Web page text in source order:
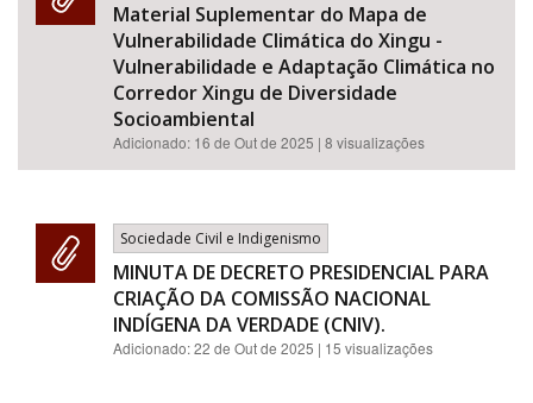
Material Suplementar do Mapa de
Vulnerabilidade Climática do Xingu -
Vulnerabilidade e Adaptação Climática no
Corredor Xingu de Diversidade
Socioambiental
Adicionado: 16 de Out de 2025 | 8 visualizações
Sociedade Civil e Indigenismo
MINUTA DE DECRETO PRESIDENCIAL PARA
CRIAÇÃO DA COMISSÃO NACIONAL
INDÍGENA DA VERDADE (CNIV).
Adicionado:22 de Out de 2025 | 15 visualizações